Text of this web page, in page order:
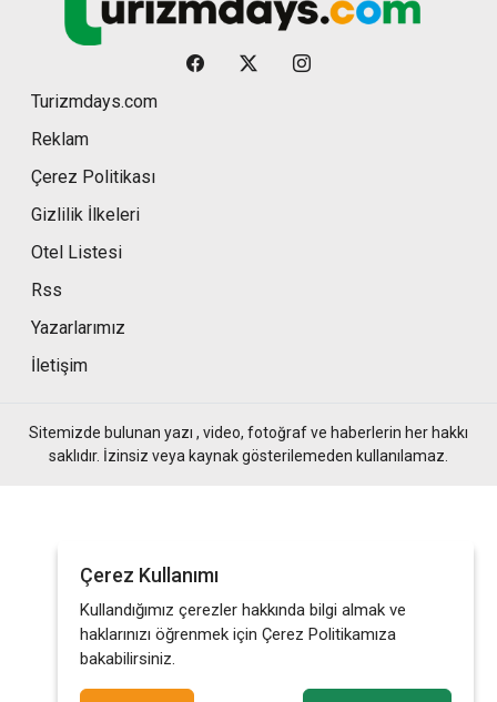
Turizmdays.com
Reklam
Çerez Politikası
Gizlilik İlkeleri
Otel Listesi
Rss
Yazarlarımız
İletişim
Sitemizde bulunan yazı , video, fotoğraf ve haberlerin her hakkı
saklıdır. İzinsiz veya kaynak gösterilemeden kullanılamaz.
Çerez Kullanımı
Kullandığımız çerezler hakkında bilgi almak ve
haklarınızı öğrenmek için Çerez Politikamıza
bakabilirsiniz.